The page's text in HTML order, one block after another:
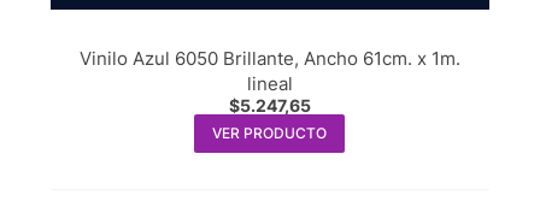
Vinilo Azul 6050 Brillante, Ancho 61cm. x 1m.
lineal
$5.247,65
VER PRODUCTO